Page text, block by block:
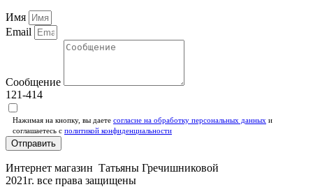
Имя
Email
Сообщение
121-414
Нажимая на кнопку, вы даете согласие на обработку персональных данных и
соглашаетесь c политикой конфиденциальности
Отправить
Интернет магазин Татьяны Гречишниковой
2021г. все права защищены